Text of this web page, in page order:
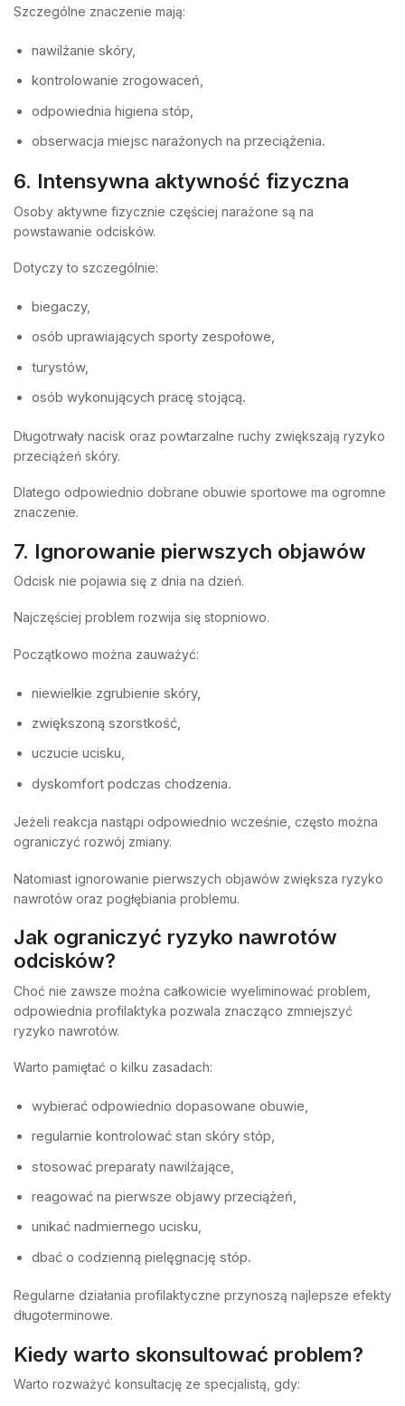
Szczególne znaczenie mają:
nawilżanie skóry,
kontrolowanie zrogowaceń,
odpowiednia higiena stóp,
obserwacja miejsc narażonych na przeciążenia.
6. Intensywna aktywność fizyczna
Osoby aktywne fizycznie częściej narażone są na
powstawanie odcisków.
Dotyczy to szczególnie:
biegaczy,
osób uprawiających sporty zespołowe,
turystów,
osób wykonujących pracę stojącą.
Długotrwały nacisk oraz powtarzalne ruchy zwiększają ryzyko
przeciążeń skóry.
Dlatego odpowiednio dobrane obuwie sportowe ma ogromne
znaczenie.
7. Ignorowanie pierwszych objawów
Odcisk nie pojawia się z dnia na dzień.
Najczęściej problem rozwija się stopniowo.
Początkowo można zauważyć:
niewielkie zgrubienie skóry,
zwiększoną szorstkość,
uczucie ucisku,
dyskomfort podczas chodzenia.
Jeżeli reakcja nastąpi odpowiednio wcześnie, często można
ograniczyć rozwój zmiany.
Natomiast ignorowanie pierwszych objawów zwiększa ryzyko
nawrotów oraz pogłębiania problemu.
Jak ograniczyć ryzyko nawrotów
odcisków?
Choć nie zawsze można całkowicie wyeliminować problem,
odpowiednia profilaktyka pozwala znacząco zmniejszyć
ryzyko nawrotów.
Warto pamiętać o kilku zasadach:
wybierać odpowiednio dopasowane obuwie,
regularnie kontrolować stan skóry stóp,
stosować preparaty nawilżające,
reagować na pierwsze objawy przeciążeń,
unikać nadmiernego ucisku,
dbać o codzienną pielęgnację stóp.
Regularne działania profilaktyczne przynoszą najlepsze efekty
długoterminowe.
Kiedy warto skonsultować problem?
Warto rozważyć konsultację ze specjalistą, gdy: